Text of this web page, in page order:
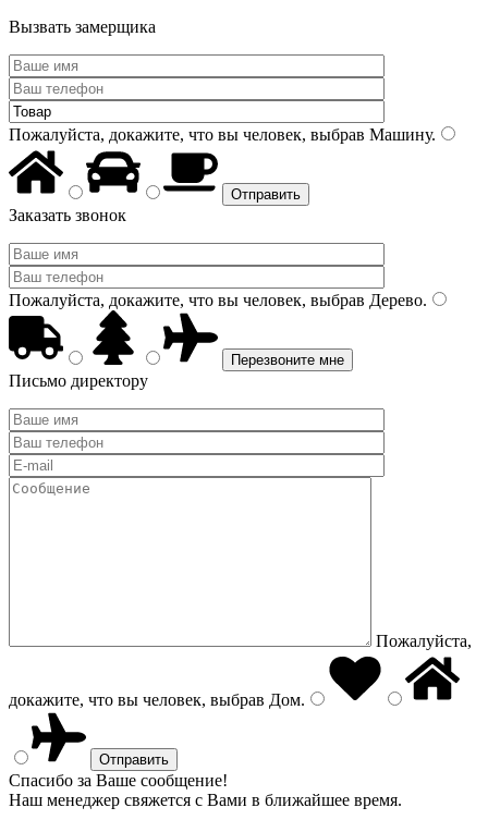
Вызвать замерщика
Пожалуйста, докажите, что вы человек, выбрав Машину.
Заказать звонок
Пожалуйста, докажите, что вы человек, выбрав Дерево.
Письмо директору
Пожалуйста,
докажите, что вы человек, выбрав Дом.
Спасибо за Ваше сообщение!
Наш менеджер свяжется с Вами в ближайшее время.